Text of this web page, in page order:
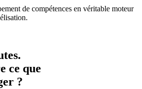
de compétences en véritable moteur
ce que
?